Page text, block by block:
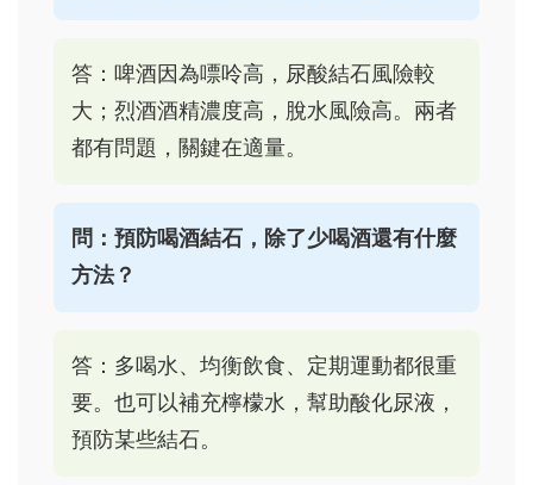
答：啤酒因為嘌呤高，尿酸結石風險較
大；烈酒酒精濃度高，脫水風險高。兩者
都有問題，關鍵在適量。
問：預防喝酒結石，除了少喝酒還有什麼
方法？
答：多喝水、均衡飲食、定期運動都很重
要。也可以補充檸檬水，幫助酸化尿液，
預防某些結石。